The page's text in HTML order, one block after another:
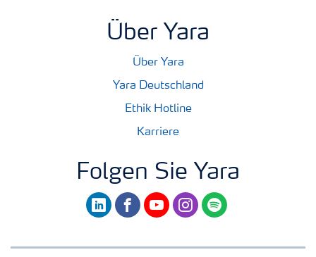
Über Yara
Über Yara
Yara Deutschland
Ethik Hotline
Karriere
Folgen Sie Yara
linkedinfacebookyoutubeinstagram
spotify